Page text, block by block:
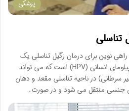
پزشکی
تناسلی
راهی نوین برای درمان زگیل تناسلی یک
بیماری شایع ناشی از ویروس پاپیلومای انسانی (HPV) است که می تواند
در ناحیه تناسلی مقعد و دهان
جنسی منتقل می شود و در صورت…